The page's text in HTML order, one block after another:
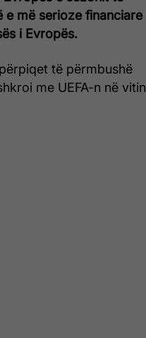
e më serioze financiare
i Evropës.
të përmbushë
me UEFA-n në vitin